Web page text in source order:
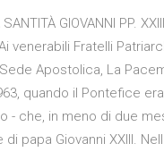
SANTITÀ GIOVANNI PP.
venerabili Fratelli
Apostolica, La
quando il Pontefice
- che, in meno di due
papa Giovanni XXIII.